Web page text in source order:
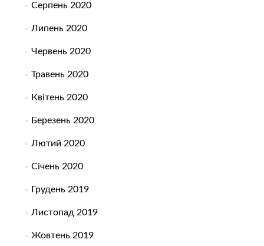
Серпень 2020
Липень 2020
Червень 2020
Травень 2020
Квітень 2020
Березень 2020
Лютий 2020
Січень 2020
Грудень 2019
Листопад 2019
Жовтень 2019